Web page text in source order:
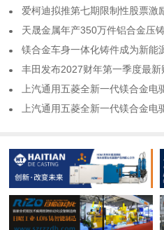
爱柯迪拟推第七期限制性股票激
天晟金属年产350万件铝合金压
镁合金车身一体化铸件成为新能
丰田发布2027财年第一季度最新
上汽通用五菱全新一代镁合金电
上汽通用五菱全新一代镁合金电